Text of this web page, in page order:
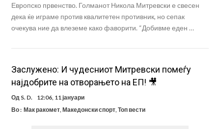
Европско првенство. Голманот Никола Митревски е свесен
дека ќе играме против квалитетен противник, но сепак
очекува ние да влеземе како фаворити. “Добивме еден …
Заслужено: И чудесниот Митревски помеѓу
најдобрите на отворањето на ЕП! 🎥
Од S. D.
12:06, 11 јануари
Во : Мак ракомет, Македонски спорт, Топ вести